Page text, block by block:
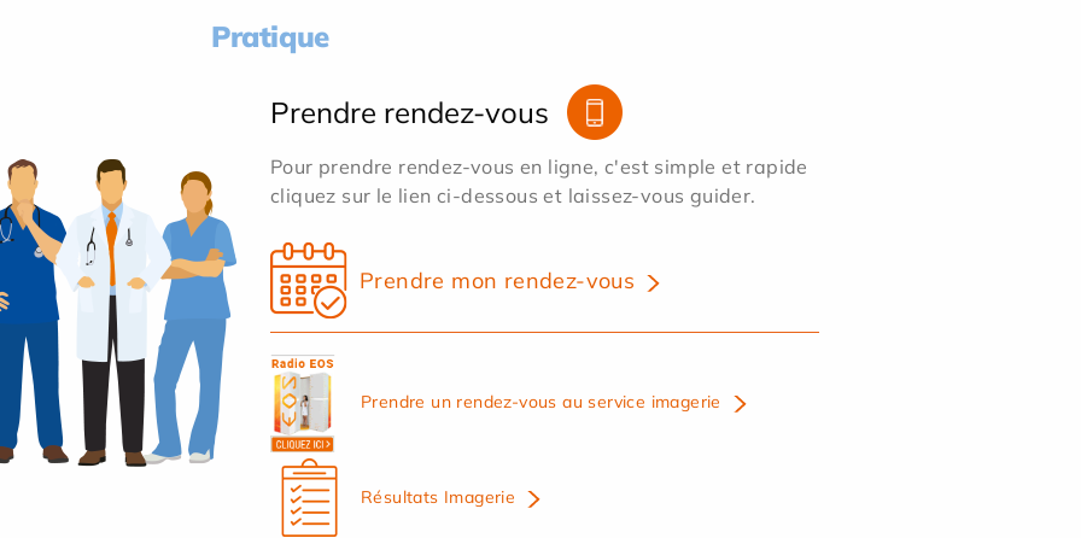
Pratique
Prendre rendez-vous
Pour prendre rendez-vous en ligne, c'est simple et rapide
cliquez sur le lien ci-dessous et laissez-vous guider.
Prendre mon rendez-vous
Prendre un rendez-vous au service imagerie
Résultats Imagerie